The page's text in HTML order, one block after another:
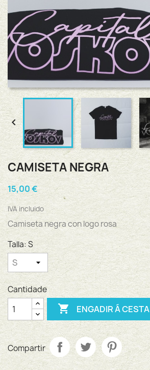

CAMISETA NEGRA
15,00 €
IVA incluido
Camiseta negra con logo rosa
Talla: S
Cantidade
 ENGADIR Á CESTA
Compartir